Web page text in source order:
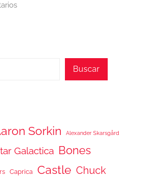
Buscar
Sorkin Alexander Skarsgård
Galactica Bones
Caprica Castle Chuck